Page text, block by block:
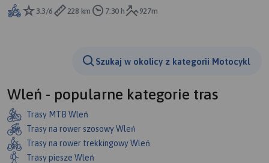
3.3/6
228 km 7:30 h 927m
Szukaj w okolicy z kategorii Motocykl
Wleń - popularne kategorie tras
Trasy MTB Wleń
Trasy na rower szosowy Wleń
Trasy na rower trekkingowy Wleń
Trasy piesze Wleń